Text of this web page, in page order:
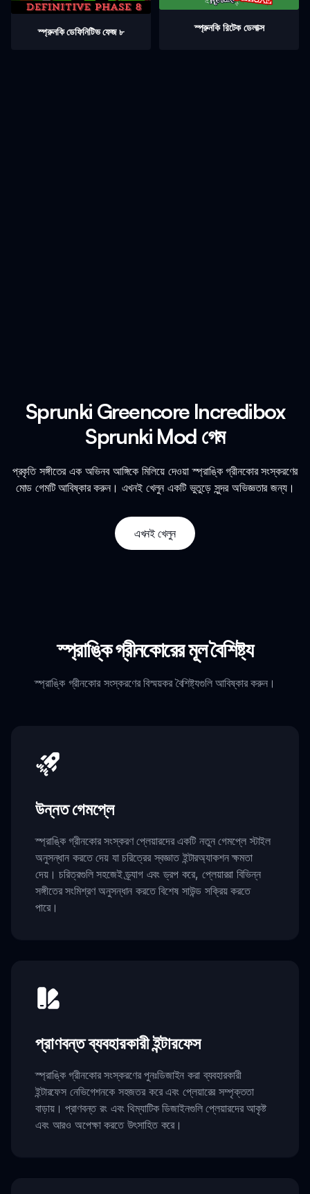
স্প্রুনকি ডেফিনিটিভ ফেজ ৮ স্প্রুনকি রিটেক ডেলাক্স
Sprunki Greencore Incredibox
Sprunki Mod গেম
প্রকৃতি সঙ্গীতের এক অভিনব আঙ্গিকে মিলিয়ে দেওয়া স্প্রাঙ্কি গ্রীনকোর সংস্করণের
মোড গেমটি আবিষ্কার করুন। এখনই খেলুন একটি ভুতুড়ে সুন্দর অভিজ্ঞতার জন্য।
এখনই খেলুন
স্প্রাঙ্কি গ্রীনকোরের মূল বৈশিষ্ট্য
স্প্রাঙ্কি গ্রীনকোর সংস্করণের বিস্ময়কর বৈশিষ্ট্যগুলি আবিষ্কার করুন।
উন্নত গেমপ্লে
স্প্রাঙ্কি গ্রীনকোর সংস্করণ প্লেয়ারদের একটি নতুন গেমপ্লে স্টাইল
অনুসন্ধান করতে দেয় যা চরিত্রের স্বজ্ঞাত ইন্টারঅ্যাকশন ক্ষমতা
দেয়। চরিত্রগুলি সহজেই ড্র্যাগ এবং ড্রপ করে, প্লেয়াররা বিভিন্ন
সঙ্গীতের সংমিশ্রণ অনুসন্ধান করতে বিশেষ সাউন্ড সক্রিয় করতে
পারে।
প্রাণবন্ত ব্যবহারকারী ইন্টারফেস
স্প্রাঙ্কি গ্রীনকোর সংস্করণের পুনঃডিজাইন করা ব্যবহারকারী
ইন্টারফেস নেভিগেশনকে সহজতর করে এবং প্লেয়ারের সম্পৃক্ততা
বাড়ায়। প্রাণবন্ত রং এবং থিম্যাটিক ডিজাইনগুলি প্লেয়ারদের আকৃষ্ট
এবং আরও অপেক্ষা করতে উৎসাহিত করে।